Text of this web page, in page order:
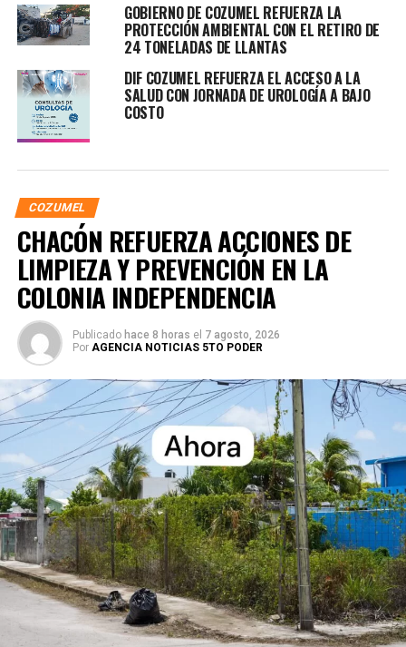
GOBIERNO DE COZUMEL REFUERZA LA
PROTECCIÓN AMBIENTAL CON EL RETIRO DE
24 TONELADAS DE LLANTAS
DIF COZUMEL REFUERZA EL ACCESO A LA
SALUD CON JORNADA DE UROLOGÍA A BAJO
COSTO
COZUMEL
CHACÓN REFUERZA ACCIONES DE
LIMPIEZA Y PREVENCIÓN EN LA
COLONIA INDEPENDENCIA
Publicado hace 8 horas el 7 agosto, 2026
Por AGENCIA NOTICIAS 5TO PODER